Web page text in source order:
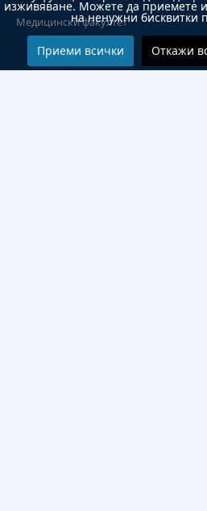
Медицински факултет
изживяване. Можете да приемете
на ненужни бисквитки
Приеми всички Откажи